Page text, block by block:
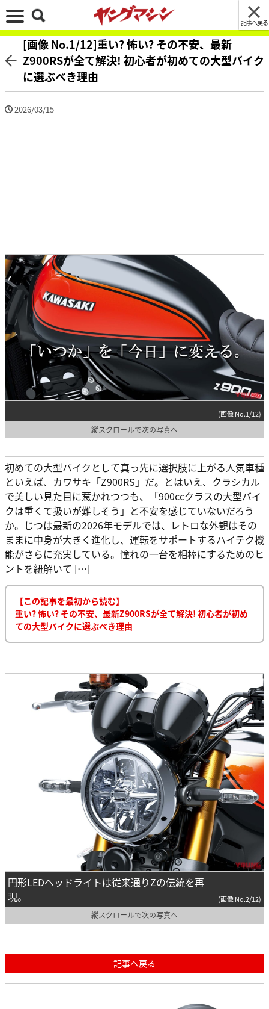
記事へ戻る
[画像 No.1/12]重い? 怖い? その不安、最新
Z900RSが全て解決! 初心者が初めての大型バイク
に選ぶべき理由
2026/03/15
(画像 No.1/12)
縦スクロールで次の写真へ
初めての大型バイクとして真っ先に選択肢に上がる人気車種
といえば、カワサキ「Z900RS」だ。とはいえ、クラシカル
で美しい見た目に惹かれつつも、「900ccクラスの大型バイ
クは重くて扱いが難しそう」と不安を感じていないだろう
か。じつは最新の2026年モデルでは、レトロな外観はその
ままに中身が大きく進化し、運転をサポートするハイテク機
能がさらに充実している。憧れの一台を相棒にするためのヒ
ントを紐解いて […]
【この記事を最初から読む】
重い? 怖い? その不安、最新Z900RSが全て解決! 初心者が初め
ての大型バイクに選ぶべき理由
円形LEDヘッドライトは従来通りZの伝統を再
現。
(画像 No.2/12)
縦スクロールで次の写真へ
記事へ戻る